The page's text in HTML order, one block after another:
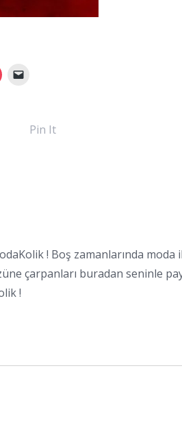
Pin It
! Boş zamanlarında moda
çarpanları buradan seninle
!